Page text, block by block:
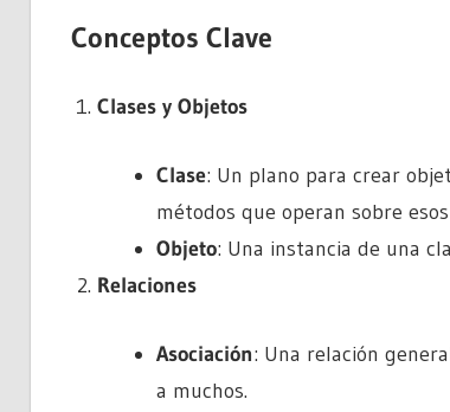
Conceptos Clave
Clases y Objetos
Clase: Un plano para crear
métodos que operan sobre
Objeto: Una instancia de una
Relaciones
Asociación: Una relación
a muchos.